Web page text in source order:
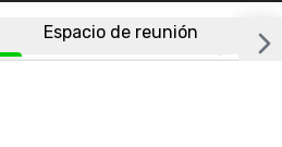
Espacio de reunión